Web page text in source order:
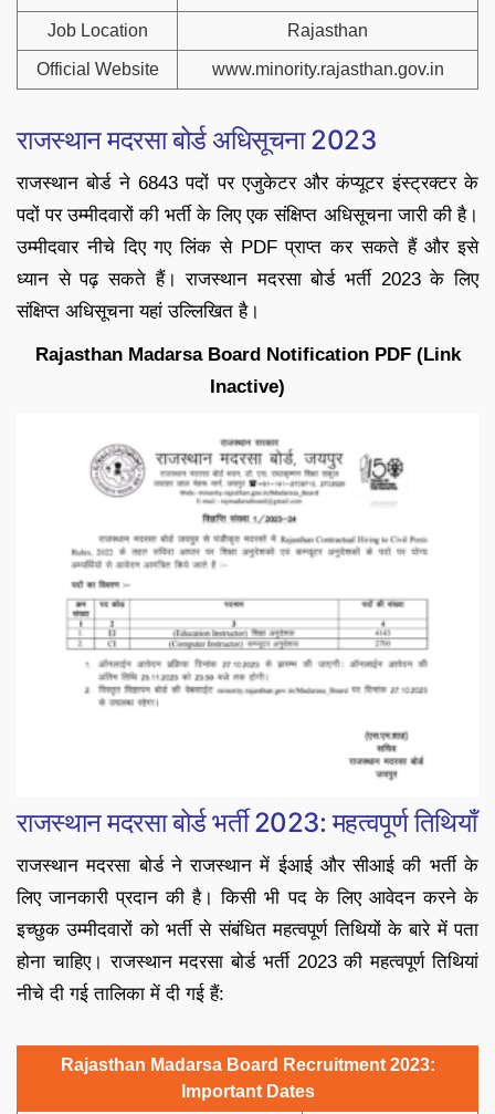
Job Location Rajasthan
Official Website www.minority.rajasthan.gov.in
राजस्थान मदरसा बोर्ड अधिसूचना 2023
राजस्थान बोर्ड ने 6843 पदों पर एजुकेटर और कंप्यूटर इंस्ट्रक्टर के
पदों पर उम्मीदवारों की भर्ती के लिए एक संक्षिप्त अधिसूचना जारी की है।
उम्मीदवार नीचे दिए गए लिंक से PDF प्राप्त कर सकते हैं और इसे
ध्यान से पढ़ सकते हैं। राजस्थान मदरसा बोर्ड भर्ती 2023 के लिए
संक्षिप्त अधिसूचना यहां उल्लिखित है।
Rajasthan Madarsa Board Notification PDF (Link
Inactive)
राजस्थान मदरसा बोर्ड भर्ती 2023: महत्वपूर्ण तिथियाँ
राजस्थान मदरसा बोर्ड ने राजस्थान में ईआई और सीआई की भर्ती के
लिए जानकारी प्रदान की है। किसी भी पद के लिए आवेदन करने के
इच्छुक उम्मीदवारों को भर्ती से संबंधित महत्वपूर्ण तिथियों के बारे में पता
होना चाहिए। राजस्थान मदरसा बोर्ड भर्ती 2023 की महत्वपूर्ण तिथियां
नीचे दी गई तालिका में दी गई हैं:
Rajasthan Madarsa Board Recruitment 2023:
Important Dates